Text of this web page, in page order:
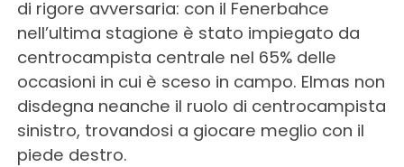
di rigore avversaria: con il Fenerbahce
nell’ultima stagione è stato impiegato da
centrocampista centrale nel 65% delle
occasioni in cui è sceso in campo. Elmas non
disdegna neanche il ruolo di centrocampista
sinistro, trovandosi a giocare meglio con il
piede destro.